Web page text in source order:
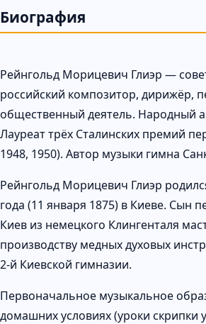
Биография
Рейнгольд Морицевич Глиэр —
российский композитор, дирижёр,
общественный деятель. Народный
Лауреат трёх Сталинских премий
1948, 1950). Автор музыки гимна
Рейнгольд Морицевич Глиэр
года (11 января 1875) в Киеве. Сын
Киев из немецкого Клингенталя
производству медных духовых
2-й Киевской гимназии.
Первоначальное музыкальное
домашних условиях (уроки скрипки